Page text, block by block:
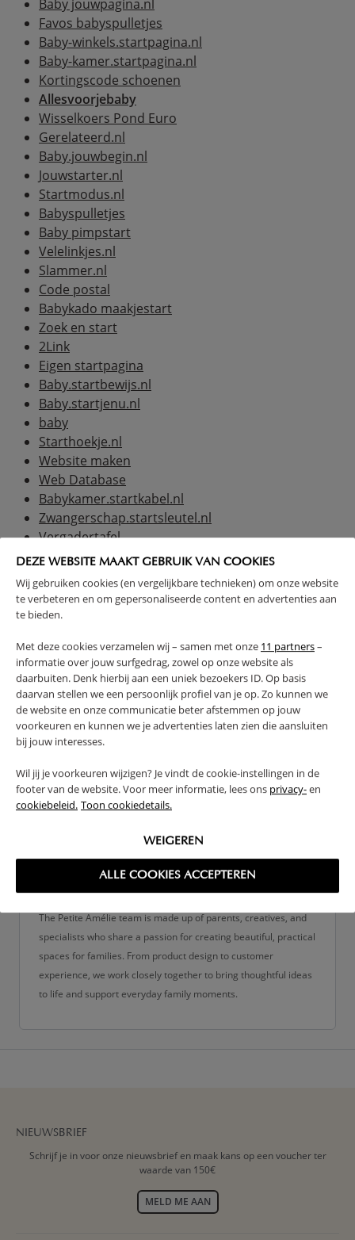
DEZE WEBSITE MAAKT GEBRUIK VAN COOKIES
Wij gebruiken cookies (en vergelijkbare technieken) om onze website
te verbeteren en om gepersonaliseerde content en advertenties aan
te bieden.
Met deze cookies verzamelen wij – samen met onze 11 partners–
informatie over jouw surfgedrag, zowel op onze website als
daarbuiten. Denk hierbij aan een uniek bezoekers ID. Op basis
daarvan stellen we een persoonlijk profiel van je op. Zo kunnen we
de website en onze communicatie beter afstemmen op jouw
voorkeuren en kunnen we je advertenties laten zien die aansluiten
bij jouw interesses.
Wil jij je voorkeuren wijzigen? Je vindt de cookie-instellingen in de
footer van de website. Voor meer informatie, lees ons privacy-en
cookiebeleid. Toon cookiedetails.
WEIGEREN
ALLE COOKIES ACCEPTEREN
Baby jouwpagina.nl
Favos babyspulletjes
Baby-winkels.startpagina.nl
Baby-kamer.startpagina.nl
Kortingscode schoenen
Allesvoorjebaby
Wisselkoers Pond Euro
Gerelateerd.nl
Baby.jouwbegin.nl
Jouwstarter.nl
Startmodus.nl
Babyspulletjes
Baby pimpstart
Velelinkjes.nl
Slammer.nl
Code postal
Babykado maakjestart
Zoek en start
2Link
Eigen startpagina
Baby.startbewijs.nl
Baby.startjenu.nl
baby
Starthoekje.nl
Website maken
Web Database
Babykamer.startkabel.nl
Zwangerschap.startsleutel.nl
Vergadertafel
Kinderkleding
baby links Uwpagina
Baby linkjespagina
Babyonlineshop.favorietje.nl
Babywinkelgids.nl
BooGolinks!
Petite Amélie Team
The Petite Amélie team is made up of parents, creatives, and
specialists who share a passion for creating beautiful, practical
spaces for families. From product design to customer
experience, we work closely together to bring thoughtful ideas
to life and support everyday family moments.
NIEUWSBRIEF
Schrijf je in voor onze nieuwsbrief en maak kans op een voucher ter
waarde van 150€
MELD ME AAN